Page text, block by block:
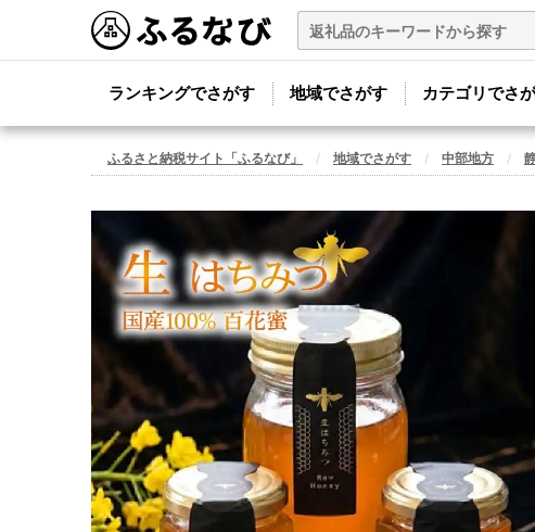
ランキングでさがす 地域でさがす カテゴリでさ
ふるさと納税サイト「ふるなび」 地域でさがす 中部地方